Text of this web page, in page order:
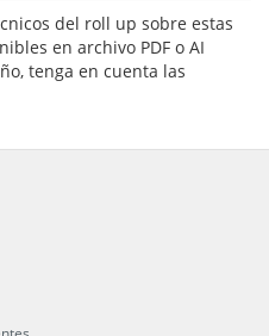
del roll up sobre estas
en archivo PDF o AI
tenga en cuenta las